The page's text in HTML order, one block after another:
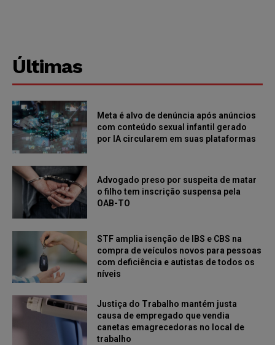
Últimas
Meta é alvo de denúncia após anúncios
com conteúdo sexual infantil gerado
por IA circularem em suas plataformas
Advogado preso por suspeita de matar
o filho tem inscrição suspensa pela
OAB-TO
STF amplia isenção de IBS e CBS na
compra de veículos novos para pessoas
com deficiência e autistas de todos os
níveis
Justiça do Trabalho mantém justa
causa de empregado que vendia
canetas emagrecedoras no local de
trabalho